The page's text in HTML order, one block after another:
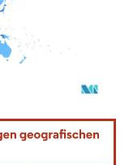
Namensnennung gemäß